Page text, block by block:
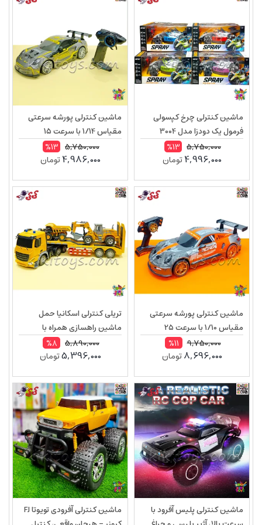
ماشین کنترلی چرخ کپسولی
فرمول یک دودزا مدل 3004
5,750,000
%13
4,996,000تومان
ماشین کنترلی پورشه سرعتی
مقیاس 1/14 با سرعت 15
کیلومتر مدل 1832
5,750,000
%13
4,986,000تومان
ماشین کنترلی پورشه سرعتی
مقیاس 1/10 با سرعت 25
کیلومتر مدل 1825
9,750,000
%11
8,696,000تومان
تریلی کنترلی اسکانیا حمل
ماشین راهسازی همراه با
ماشین‌های ساخت‌و‌ساز مدل
5,890,000
%8
5,396,000تومان
ماشین کنترلی پلیس آفرود با
ماشین کنترلی آفرودی تویوتا FJ